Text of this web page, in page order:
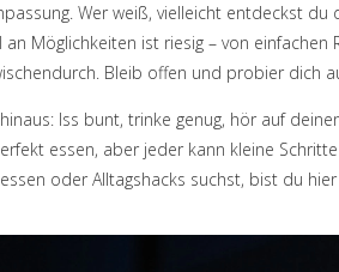
Wer weiß, vielleicht entdeckst
Möglichkeiten ist riesig – von
Bleib offen und probier dich
Iss bunt, trinke genug, hör auf
essen, aber jeder kann kleine
oder Alltagshacks suchst, bist du